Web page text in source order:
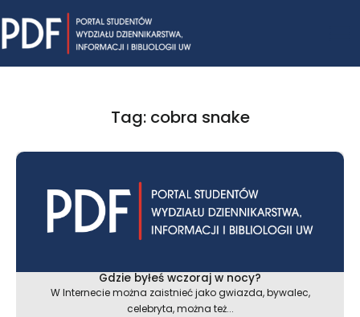
to
content
Tag: cobra snake
Gdzie byłeś wczoraj w nocy?
W Internecie można zaistnieć jako gwiazda, bywalec,
celebryta, można też...